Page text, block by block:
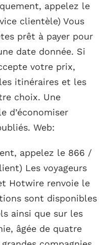
appelez le
clientèle) Vous
prêt à payer pour
date donnée. Si
votre prix,
itinéraires et les
choix. Une
d’économiser
Web:
appelez le 866 /
Les voyageurs
Hotwire renvoie le
sont disponibles
ainsi que sur les
âgée de quatre